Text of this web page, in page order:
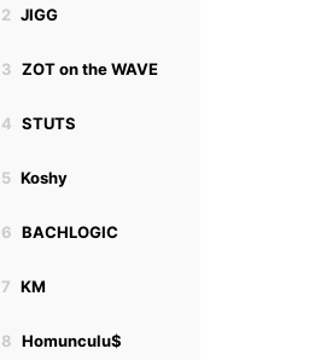
2 JIGG
3 ZOT on the WAVE
4 STUTS
5 Koshy
6 BACHLOGIC
7 KM
8 Homunculu$